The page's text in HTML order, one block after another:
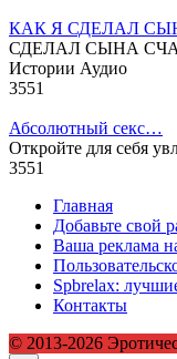
КАК Я СДЕЛАЛ
СДЕЛАЛ СЫНА
Истории Аудио
3551
Абсолютный секс…
Откройте для себя
3551
Главная
Добавьте свой
Ваша реклама
Spbrelax:
Контакты
© 2013-2026